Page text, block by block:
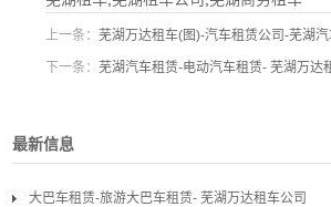
上一条： 芜湖万达租车(图)-汽车租赁公司-芜湖
下一条： 芜湖汽车租赁-电动汽车租赁- 芜湖万达
最新信息
大巴车租赁-旅游大巴车租赁- 芜湖万达租车公司